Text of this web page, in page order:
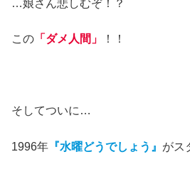
…娘さん悲しむぞ！？
この 「ダメ人間」 ！！
そしてついに…
1996年 『水曜どうでしょう』 がス